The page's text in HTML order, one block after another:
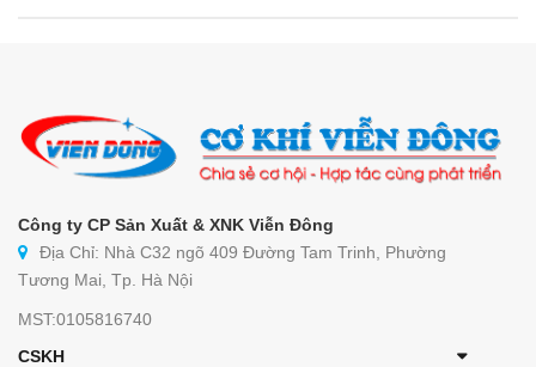
Công ty CP Sản Xuất & XNK Viễn Đông
Địa Chỉ: Nhà C32 ngõ 409 Đường Tam Trinh, Phường
Tương Mai, Tp. Hà Nội
MST:0105816740
CSKH